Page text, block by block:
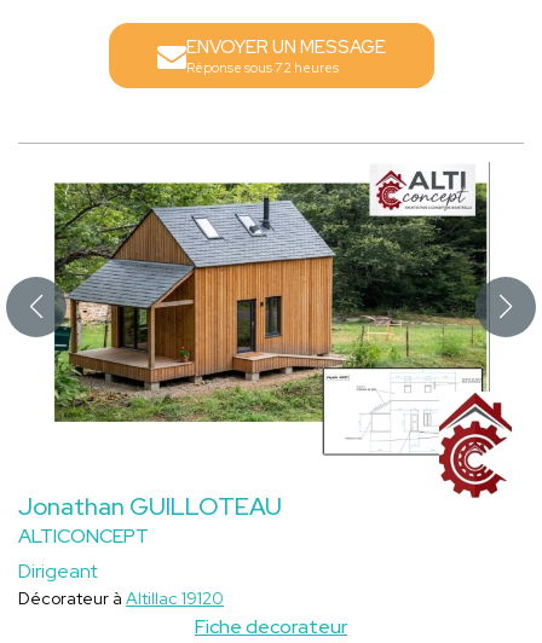
ENVOYER UN MESSAGE
Réponse sous 72 heures
Jonathan GUILLOTEAU
ALTICONCEPT
Dirigeant
Fiche decorateur
Décorateur à Altillac 19120